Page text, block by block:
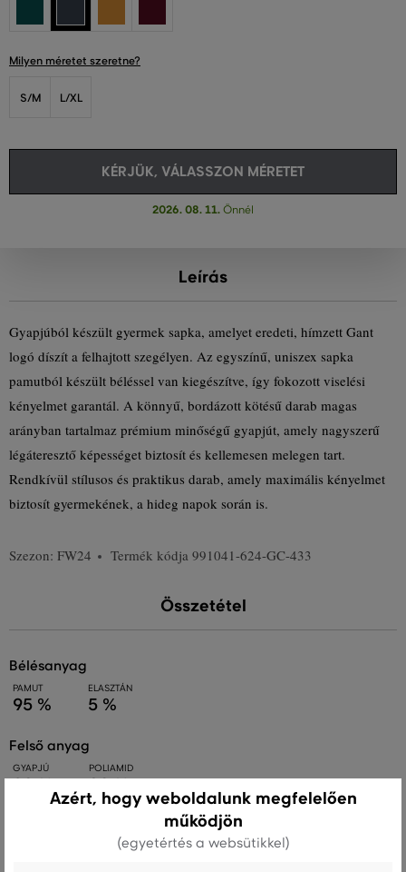
Milyen méretet szeretne?
S/M L/XL
KÉRJÜK, VÁLASSZON MÉRETET
2026. 08. 11. Önnél
Leírás
Gyapjúból készült gyermek sapka, amelyet eredeti, hímzett Gant
logó díszít a felhajtott szegélyen. Az egyszínű, uniszex sapka
pamutból készült béléssel van kiegészítve, így fokozott viselési
kényelmet garantál. A könnyű, bordázott kötésű darab magas
arányban tartalmaz prémium minőségű gyapjút, amely nagyszerű
légáteresztő képességet biztosít és kellemesen melegen tart.
Rendkívül stílusos és praktikus darab, amely maximális kényelmet
biztosít gyermekének, a hideg napok során is.
Szezon: FW24 Termék kódja 991041-624-GC-433
Összetétel
bélésanyag
PAMUT
95 %
ELASZTÁN
5 %
felső anyag
GYAPJÚ
80 %
POLIAMID
20 %
Kezelési útmutató
Azért, hogy weboldalunk megfelelően
működjön
(egyetértés a websütikkel)